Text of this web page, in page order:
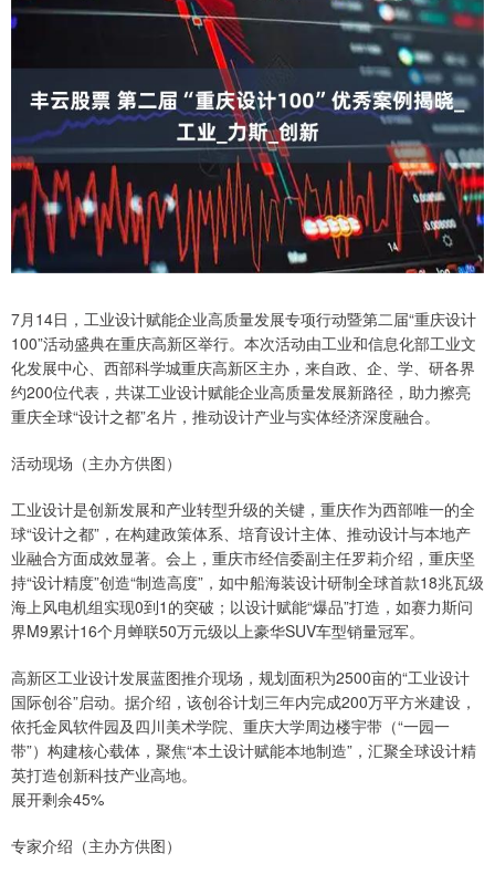
7月14日，工业设计赋能企业高质量发展专项行动暨第二届“重庆设计
100”活动盛典在重庆高新区举行。本次活动由工业和信息化部工业文
化发展中心、西部科学城重庆高新区主办，来自政、企、学、研各界
约200位代表，共谋工业设计赋能企业高质量发展新路径，助力擦亮
重庆全球“设计之都”名片，推动设计产业与实体经济深度融合。
活动现场（主办方供图）
工业设计是创新发展和产业转型升级的关键，重庆作为西部唯一的全
球“设计之都”，在构建政策体系、培育设计主体、推动设计与本地产
业融合方面成效显著。会上，重庆市经信委副主任罗莉介绍，重庆坚
持“设计精度”创造“制造高度”，如中船海装设计研制全球首款18兆瓦级
海上风电机组实现0到1的突破；以设计赋能“爆品”打造，如赛力斯问
界M9累计16个月蝉联50万元级以上豪华SUV车型销量冠军。
高新区工业设计发展蓝图推介现场，规划面积为2500亩的“工业设计
国际创谷”启动。据介绍，该创谷计划三年内完成200万平方米建设，
依托金凤软件园及四川美术学院、重庆大学周边楼宇带（“一园一
带”）构建核心载体，聚焦“本土设计赋能本地制造”，汇聚全球设计精
英打造创新科技产业高地。
展开剩余45%
专家介绍（主办方供图）